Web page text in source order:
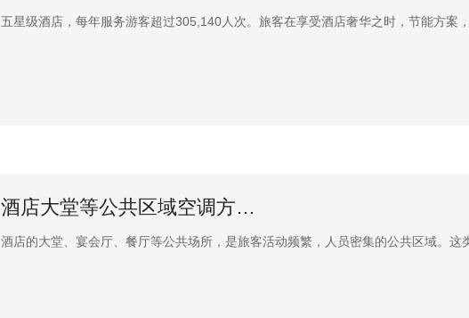
五星级酒店，每年服务游客超过305,140人次。旅客在享受酒店奢华之时，节能方案
酒店大堂等公共区域空调方…
酒店的大堂、宴会厅、餐厅等公共场所，是旅客活动频繁，人员密集的公共区域。这